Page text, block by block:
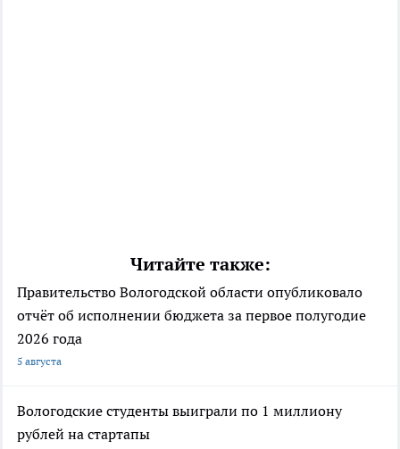
Читайте также:
Правительство Вологодской области опубликовало
отчёт об исполнении бюджета за первое полугодие
2026 года
5 августа
Вологодские студенты выиграли по 1 миллиону
рублей на стартапы